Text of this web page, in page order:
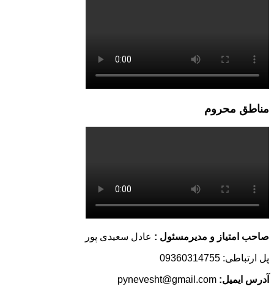
مناطق محروم
صاحب امتیاز و مدیرمسئول : عادل سعیدی پور
پل ارتباطی: 09360314755
آدرس ایمیل: